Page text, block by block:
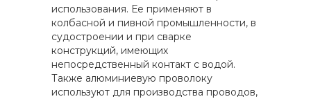
использования. Ее применяют в
колбасной и пивной промышленности, в
судостроении и при сварке
конструкций, имеющих
непосредственный контакт с водой.
Также алюминиевую проволоку
используют для производства проводов,